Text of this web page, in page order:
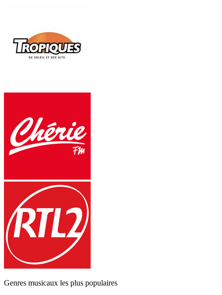
Genres musicaux les plus populaires